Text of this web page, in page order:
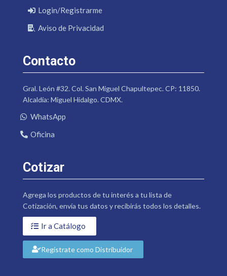
Login/Registrarme
Aviso de Privacidad
Contacto
Gral. León #32. Col. San Miguel Chapultepec. CP: 11850.
Alcaldía: Miguel Hidalgo. CDMX.
WhatsApp
Oficina
Cotizar
Agrega los productos de tu interés a tu lista de
Cotización, envía tus datos y recibirás todos los detalles.
Ir a Catálogo
Regístrate como Distribuidor